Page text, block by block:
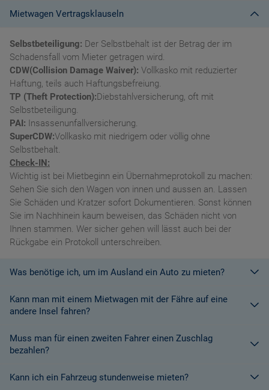
Mietwagen Vertragsklauseln
Selbstbeteiligung: Der Selbstbehalt ist der Betrag der im
Schadensfall vom Mieter getragen wird.
CDW(Collision Damage Waiver): Vollkasko mit reduzierter
Haftung, teils auch Haftungsbefreiung.
TP (Theft Protection):Diebstahlversicherung, oft mit
Selbstbeteiligung.
PAI: Insassenunfallversicherung.
SuperCDW:Vollkasko mit niedrigem oder völlig ohne
Selbstbehalt.
Check-IN:
Wichtig ist bei Mietbeginn ein Übernahmeprotokoll zu machen:
Sehen Sie sich den Wagen von innen und aussen an. Lassen
Sie Schäden und Kratzer sofort Dokumentieren. Sonst können
Sie im Nachhinein kaum beweisen, das Schäden nicht von
Ihnen stammen. Wer sicher gehen will lässt auch bei der
Rückgabe ein Protokoll unterschreiben.
Was benötige ich, um im Ausland ein Auto zu mieten?
Mit einem europäischen Führerschein ist es kein Problem ein
Fahrzeug zu mieten. In Europa und bei den meisten
Kann man mit einem Mietwagen mit der Fähre auf eine
andere Insel fahren?
Die meisten Fahrzeugvermieter erlauben aus Gründen des
Versicherungsschutzes an Bord eines Schiffes nicht, dass ihre
Informationen finden Sie in den Bedingungen des Vermieters.
Muss man für einen zweiten Fahrer einen Zuschlag
bezahlen?
Ja. Für jeden zusätzlichen Fahrer muss am Zielort ein Zuschlag
Kann ich ein Fahrzeug stundenweise mieten?